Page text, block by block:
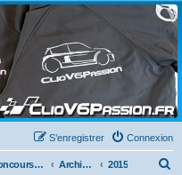
Connexion
S’enregistrer
concours photos Archives des années précédentes 2015